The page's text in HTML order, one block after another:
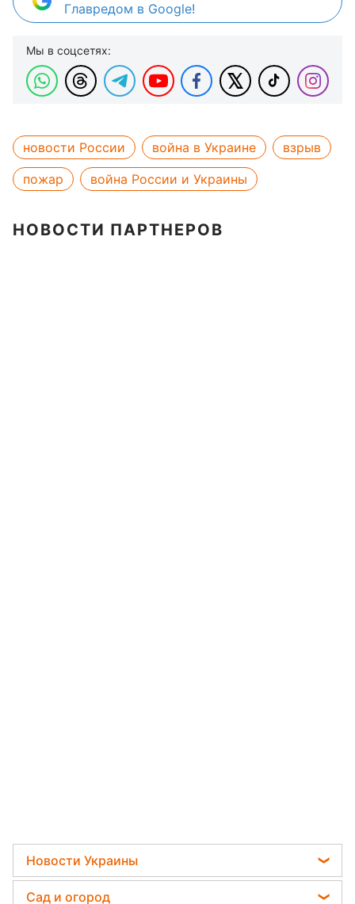
Главредом в Google!
Мы в соцсетях:
новости России война в Украине
взрыв
пожар
война России и Украины
НОВОСТИ ПАРТНЕРОВ
Новости Украины
Телеграм новости Украины
Сад и огород